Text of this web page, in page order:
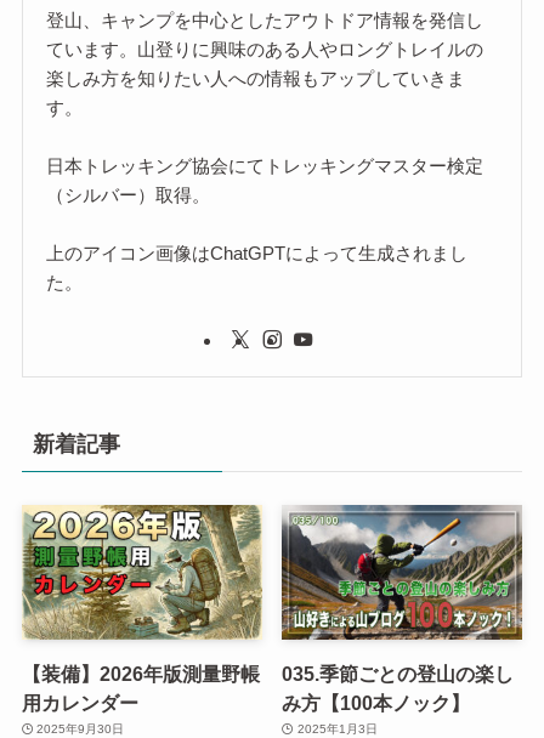
登山、キャンプを中心としたアウトドア情報を発信し
ています。山登りに興味のある人やロングトレイルの
楽しみ方を知りたい人への情報もアップしていきま
す。
日本トレッキング協会にてトレッキングマスター検定
（シルバー）取得。
上のアイコン画像はChatGPTによって生成されまし
た。
新着記事
【装備】2026年版測量野帳
用カレンダー
2025年9月30日
035.季節ごとの登山の楽し
み方【100本ノック】
2025年1月3日